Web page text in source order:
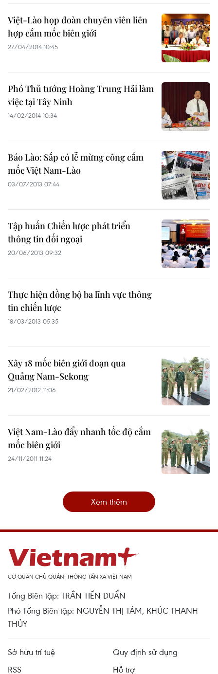
Việt-Lào họp đoàn chuyên viên liên
hợp cắm mốc biên giới
27/04/2014 10:45
Phó Thủ tướng Hoàng Trung Hải làm
việc tại Tây Ninh
14/02/2014 10:34
Báo Lào: Sắp có lễ mừng công cắm
mốc Việt Nam-Lào
03/07/2013 07:44
Tập huấn Chiến lược phát triển
thông tin đối ngoại
20/06/2013 09:32
Thực hiện đồng bộ ba lĩnh vực thông
tin chiến lược
18/03/2013 05:35
Xây 18 mốc biên giới đoạn qua
Quảng Nam-Sekong
21/02/2012 11:06
Việt Nam-Lào đẩy nhanh tốc độ cắm
mốc biên giới
24/11/2011 11:24
Xem thêm
CƠ QUAN CHỦ QUẢN: THÔNG TẤN XÃ VIỆT NAM
Tổng Biên tập: TRẦN TIẾN DUẨN
Phó Tổng Biên tập: NGUYỄN THỊ TÁM, KHÚC THANH
THỦY
Sở hữu trí tuệ
Quy định sử dụng
RSS
Hỗ trợ